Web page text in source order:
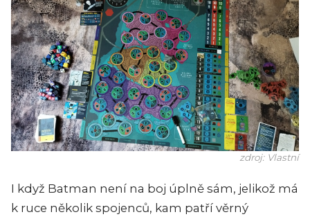
zdroj: Vlastní
I když Batman není na boj úplně sám, jelikož má
k ruce několik spojenců, kam patří věrný